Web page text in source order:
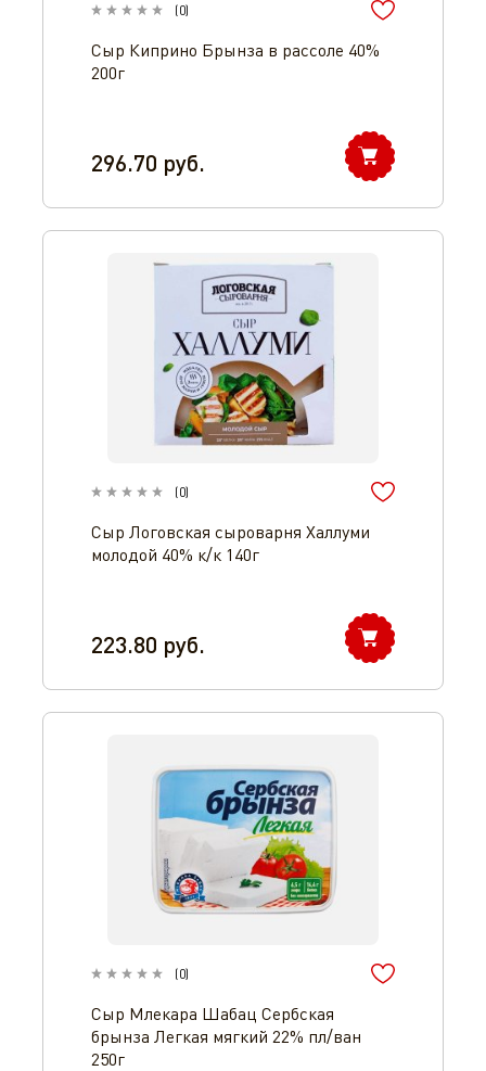
(0)
Сыр Киприно Брынза в рассоле 40%
200г
296.70 руб.
(0)
Сыр Логовская сыроварня Халлуми
молодой 40% к/к 140г
223.80 руб.
(0)
Сыр Млекара Шабац Сербская
брынза Легкая мягкий 22% пл/ван
250г